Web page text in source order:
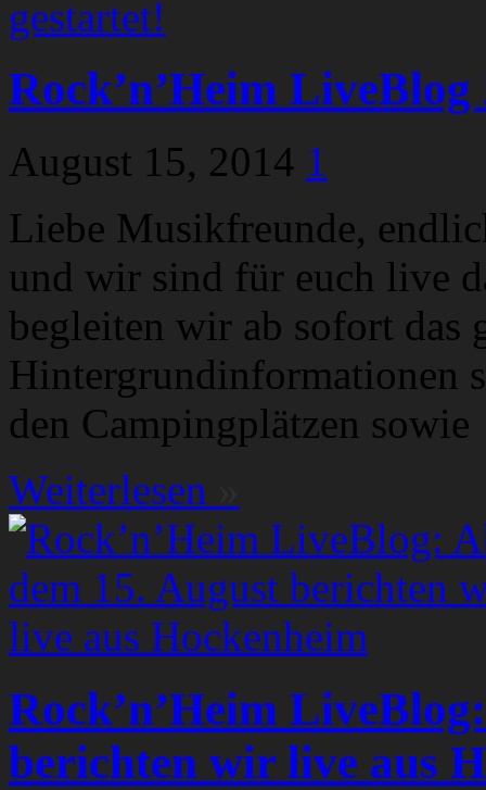
Rock’n’Heim
August 15, 2014 1
Liebe Musikfreunde,
und wir sind für euch live
begleiten wir ab sofort das
Hintergrundinformationen
den Campingplätzen sowie
Weiterlesen
Rock’n’Heim
berichten wir live aus